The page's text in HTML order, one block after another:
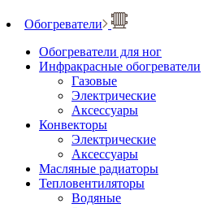
Обогреватели
Обогреватели для ног
Инфракрасные обогреватели
Газовые
Электрические
Аксессуары
Конвекторы
Электрические
Аксессуары
Масляные радиаторы
Тепловентиляторы
Водяные